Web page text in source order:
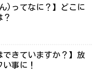
)ってなに？】どこに
？
できていますか？】放
事に！